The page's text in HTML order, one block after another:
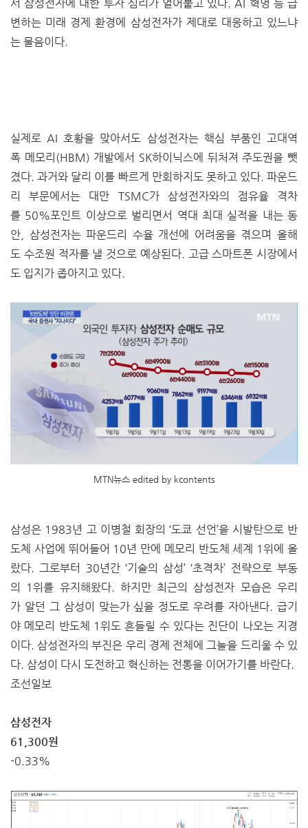
서 삼성전자에 대한 투자 심리가 얼어붙고 있다. AI 혁명 등 급
변하는 미래 경제 환경에 삼성전자가 제대로 대응하고 있느냐
는 물음이다.
실제로 AI 호황을 맞아서도 삼성전자는 핵심 부품인 고대역
폭 메모리(HBM) 개발에서 SK하이닉스에 뒤처져 주도권을 뺏
겼다. 과거와 달리 이를 빠르게 만회하지도 못하고 있다. 파운드
리 부문에서는 대만 TSMC가 삼성전자와의 점유율 격차
를 50%포인트 이상으로 벌리면서 역대 최대 실적을 내는 동
안, 삼성전자는 파운드리 수율 개선에 어려움을 겪으며 올해
도 수조원 적자를 낼 것으로 예상된다. 고급 스마트폰 시장에서
도 입지가 좁아지고 있다.
MTN뉴스 edited by kcontents
삼성은 1983년 고 이병철 회장의 ‘도쿄 선언’을 시발탄으로 반
도체 사업에 뛰어들어 10년 만에 메모리 반도체 세계 1위에 올
랐다. 그로부터 30년간 ‘기술의 삼성’ ‘초격차’ 전략으로 부동
의 1위를 유지해왔다. 하지만 최근의 삼성전자 모습은 우리
가 알던 그 삼성이 맞는가 싶을 정도로 우려를 자아낸다. 급기
야 메모리 반도체 1위도 흔들릴 수 있다는 진단이 나오는 지경
이다. 삼성전자의 부진은 우리 경제 전체에 그늘을 드리울 수 있
다. 삼성이 다시 도전하고 혁신하는 전통을 이어가기를 바란다.
조선일보
삼성전자
61,300원
-0.33%